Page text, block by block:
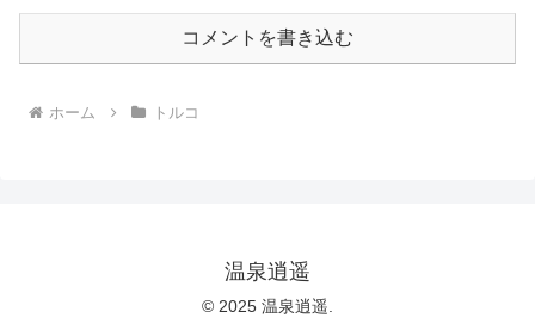
コメントを書き込む
ホーム トルコ
温泉逍遥
© 2025 温泉逍遥.